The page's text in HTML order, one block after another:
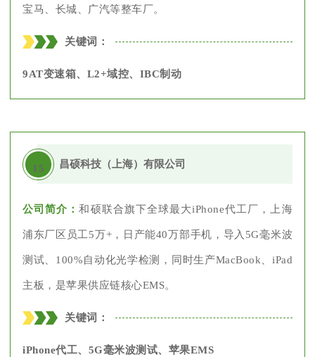
宝马、长城、广汽等整车厂。
关键词：
9AT变速箱、L2+域控、IBC制动
15 昌硕科技（上海）有限公司
公司简介：和硕联合旗下全球最大iPhone代工厂，上海
浦东厂区员工5万+，日产能40万部手机，导入5G毫米波
测试、100%自动化光学检测，同时生产MacBook、iPad
主板，是苹果供应链核心EMS。
关键词：
iPhone代工、5G毫米波测试、苹果EMS